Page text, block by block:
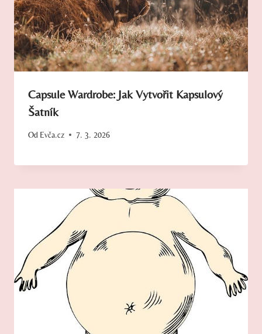
Capsule Wardrobe: Jak Vytvořit Kapsulový
Šatník
Od Evča.cz 7. 3. 2026